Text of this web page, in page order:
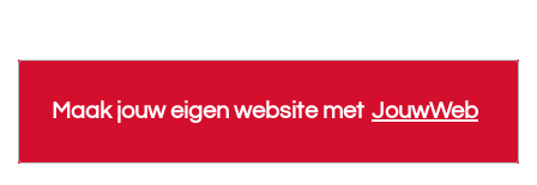
Maak jouw eigen website met JouwWeb